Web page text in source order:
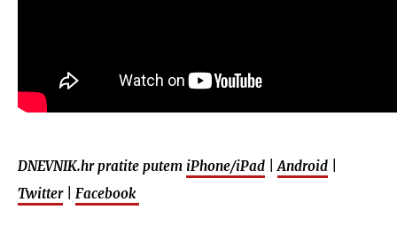
DNEVNIK.hr pratite putem iPhone/iPad Android
Twitter| Facebook